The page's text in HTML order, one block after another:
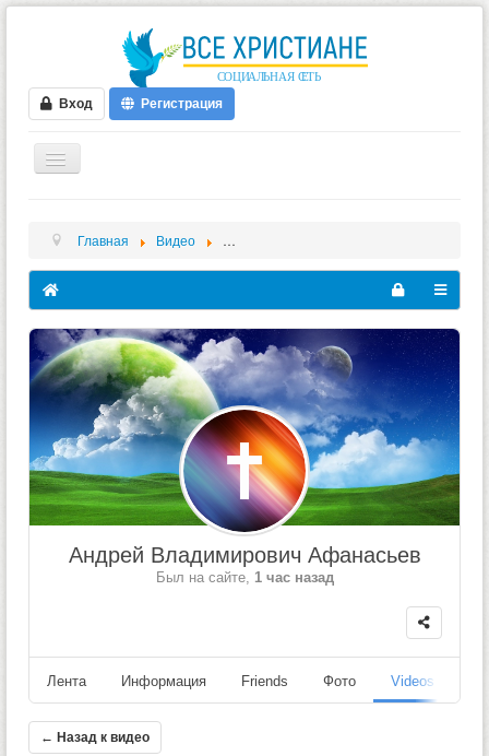
Вход Регистрация
ФОРУМ
ВИДЕО
БЛОГИ
МУЗЫКА
БИБЛИЯ
ОПРОСЫ
НОВОСТИ
Главная Видео Андрей Владимирович Афанасьев -
Андрей Владимирович Афанасьев
Был на сайте, 1 час назад
Лента Информация Friends Фото Videos
← Назад к видео